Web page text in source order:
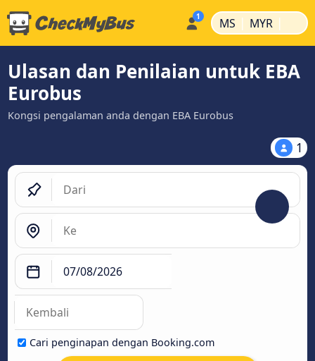
MS | MYR |
Ulasan dan Penilaian untuk EBA
Eurobus
Kongsi pengalaman anda dengan EBA Eurobus
1
Cari penginapan dengan Booking.com